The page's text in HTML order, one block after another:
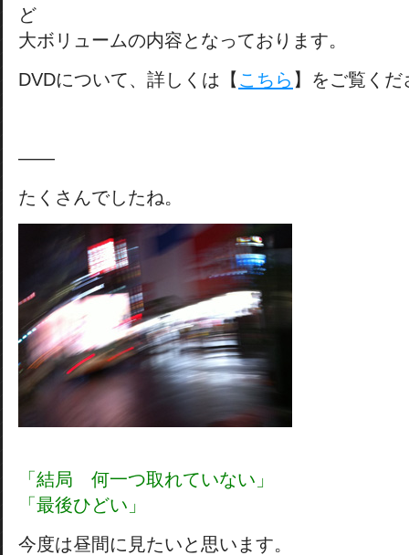
ど
大ボリュームの内容となっております。
DVDについて、詳しくは【 こちら 】をご覧くだ
——
たくさんでしたね。
「結局 何一つ取れていない」
「最後ひどい」
今度は昼間に見たいと思います。